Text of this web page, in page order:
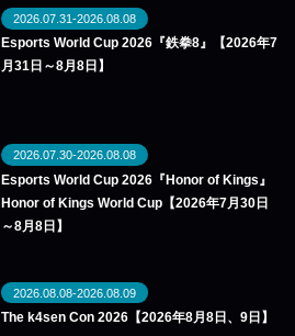
2026.07.31-2026.08.08
Esports World Cup 2026『鉄拳8』【2026年7
月31日～8月8日】
2026.07.30-2026.08.08
Esports World Cup 2026『Honor of Kings』
Honor of Kings World Cup【2026年7月30日
～8月8日】
2026.08.08-2026.08.09
The k4sen Con 2026【2026年8月8日、9日】